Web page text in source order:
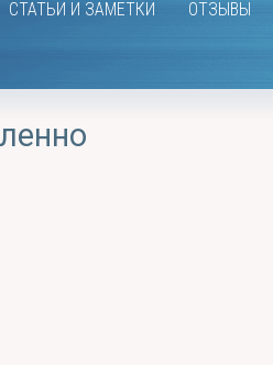
СТАТЬИ И ЗАМЕТКИ
ОТЗЫВЫ